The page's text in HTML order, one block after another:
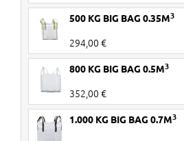
500 KG BIG BAG 0.35M3
294,00 €
800 KG BIG BAG 0.5M3
352,00 €
1.000 KG BIG BAG 0.7M3